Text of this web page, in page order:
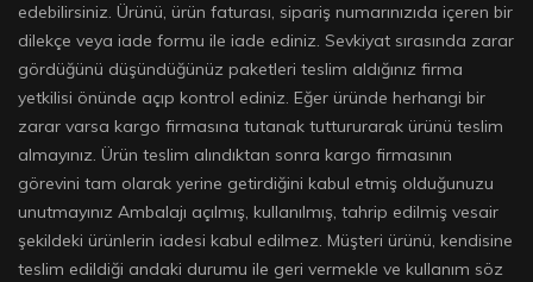
edebilirsiniz. Ürünü, ürün faturası, sipariş numarınızıda içeren bir
dilekçe veya iade formu ile iade ediniz. Sevkiyat sırasında zarar
gördüğünü düşündüğünüz paketleri teslim aldığınız firma
yetkilisi önünde açıp kontrol ediniz. Eğer üründe herhangi bir
zarar varsa kargo firmasına tutanak tuttururarak ürünü teslim
almayınız. Ürün teslim alındıktan sonra kargo firmasının
görevini tam olarak yerine getirdiğini kabul etmiş olduğunuzu
unutmayınız Ambalajı açılmış, kullanılmış, tahrip edilmiş vesair
şekildeki ürünlerin iadesi kabul edilmez. Müşteri ürünü, kendisine
teslim edildiği andaki durumu ile geri vermekle ve kullanım söz